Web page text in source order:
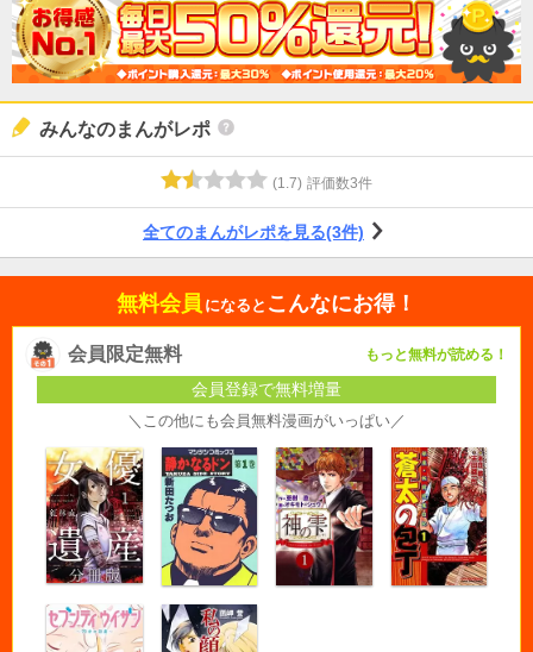
みんなのまんがレポ
(1.7) 評価数3件
全てのまんがレポを見る(3件)
無料会員 になると こんなにお得！
会員限定無料 もっと無料が読める！
会員登録で無料増量
＼この他にも会員無料漫画がいっぱい／